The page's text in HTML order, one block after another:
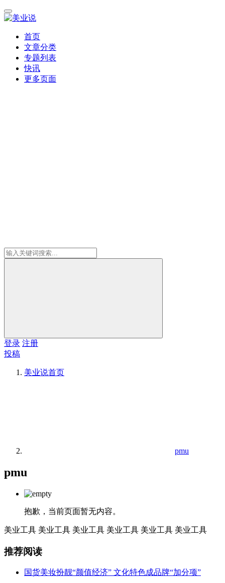
首页
文章分类
专题列表
快讯
更多页面
登录 注册
投稿
美业说首页
pmu
pmu
抱歉，当前页面暂无内容。
美业工具 美业工具 美业工具 美业工具 美业工具 美业工具
推荐阅读
国货美妆扮靓“颜值经济” 文化特色成品牌“加分项”